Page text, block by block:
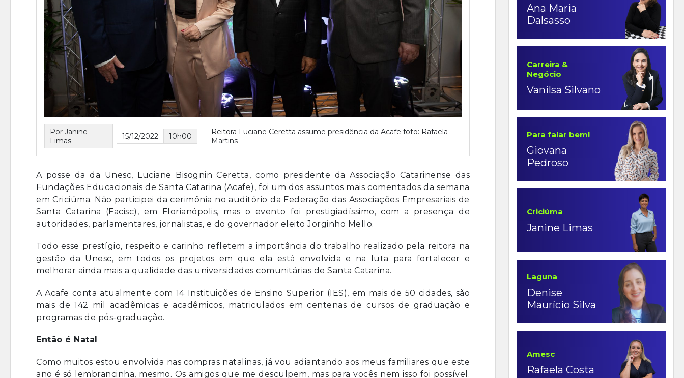
Por Janine
Limas
15/12/2022 10h00
Reitora Luciane Ceretta assume presidência da Acafe foto: Rafaela
Martins
A posse da da Unesc, Luciane Bisognin Ceretta, como presidente da Associação Catarinense das
Fundações Educacionais de Santa Catarina (Acafe), foi um dos assuntos mais comentados da semana
em Criciúma. Não participei da cerimônia no auditório da Federação das Associações Empresariais de
Santa Catarina (Facisc), em Florianópolis, mas o evento foi prestigiadíssimo, com a presença de
autoridades, parlamentares, jornalistas, e do governador eleito Jorginho Mello.
Todo esse prestígio, respeito e carinho refletem a importância do trabalho realizado pela reitora na
gestão da Unesc, em todos os projetos em que ela está envolvida e na luta para fortalecer e
melhorar ainda mais a qualidade das universidades comunitárias de Santa Catarina.
A Acafe conta atualmente com 14 Instituições de Ensino Superior (IES), em mais de 50 cidades, são
mais de 142 mil acadêmicas e acadêmicos, matriculados em centenas de cursos de graduação e
programas de pós-graduação.
Então é Natal
Como muitos estou envolvida nas compras natalinas, já vou adiantando aos meus familiares que este
ano é só lembrancinha, mesmo. Os amigos que me desculpem, mas para vocês nem isso foi possível.
Ana Maria
Dalsasso
Carreira &
Negócio
Vanilsa Silvano
Para falar bem!
Giovana
Pedroso
Criciúma
Janine Limas
Laguna
Denise
Maurício Silva
Amesc
Rafaela Costa